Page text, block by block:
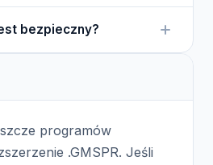
gier.
GameMaker Studio,
innym formacie graficznym.
bezpieczny?
źródeł, ponieważ jest
do tworzenia gier.
programów
.GMSPR. Jeśli